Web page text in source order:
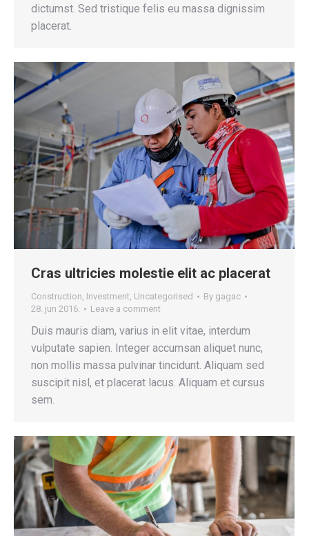
dictumst. Sed tristique felis eu massa dignissim
placerat.
Cras ultricies molestie elit ac placerat
Construction, Investment, Uncategorised By gagac
28. jun 2016.
Leave a comment
Duis mauris diam, varius in elit vitae, interdum
vulputate sapien. Integer accumsan aliquet nunc,
non mollis massa pulvinar tincidunt. Aliquam sed
suscipit nisl, et placerat lacus. Aliquam et cursus
sem.